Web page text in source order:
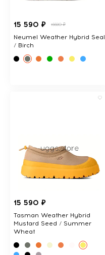
15 590 ₽ 16680 ₽
Neumel Weather Hybrid Seal
/ Birch
15 590 ₽
Tasman Weather Hybrid
Mustard Seed / Summer
Wheat